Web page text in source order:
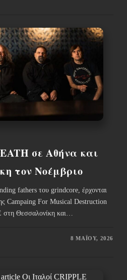
σε Αθήνα και
τον Νοέμβριο
fathers του grindcore, έρχονται
Campaing For Musical Destruction
στη Θεσσαλονίκη και…
8 ΜΑΪ́ΟΥ, 2026